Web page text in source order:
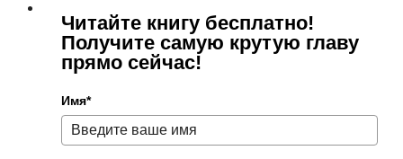
Читайте книгу бесплатно!
Получите самую крутую главу
прямо сейчас!
Имя*